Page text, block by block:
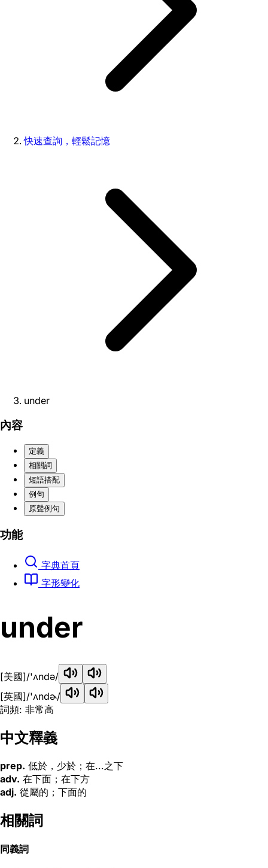
快速查詢，輕鬆記憶
under
內容
定義
相關詞
短語搭配
例句
原聲例句
功能
字典首頁
字形變化
under
[美國]/'ʌndə/
[英國]/'ʌndɚ/
詞頻: 非常高
中文釋義
prep. 低於，少於；在...之下
adv. 在下面；在下方
adj. 從屬的；下面的
相關詞
同義詞